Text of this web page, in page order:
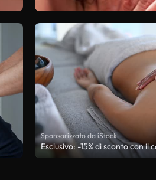
Sponsorizzato da iStock
Esclusivo: -15% di sconto con il